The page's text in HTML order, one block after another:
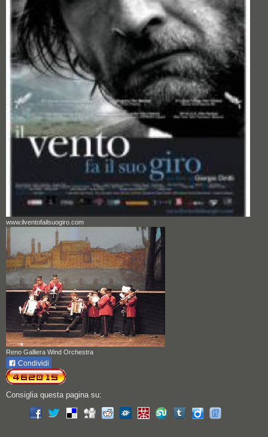
www.ilventofailsuogiro.com
Reno Galliera Wind Orchestra
Condividi
Consiglia questa pagina su: